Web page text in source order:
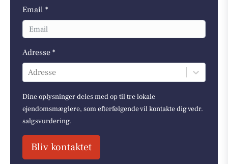
Email *
Adresse *
Adresse
Dine oplysninger deles med op til tre lokale
ejendomsmæglere, som efterfølgende vil kontakte dig vedr.
salgsvurdering.
Bliv kontaktet